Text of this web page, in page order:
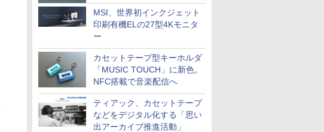
MSI、世界初インクジェット
印刷有機ELの27型4Kモニタ
ー
カセットテープ型キーホルダ
「MUSIC TOUCH」に新色。
NFC搭載で音楽配信へ
ティアック、カセットテープ
などをデジタル化する「思い
出アーカイブ推進活動」